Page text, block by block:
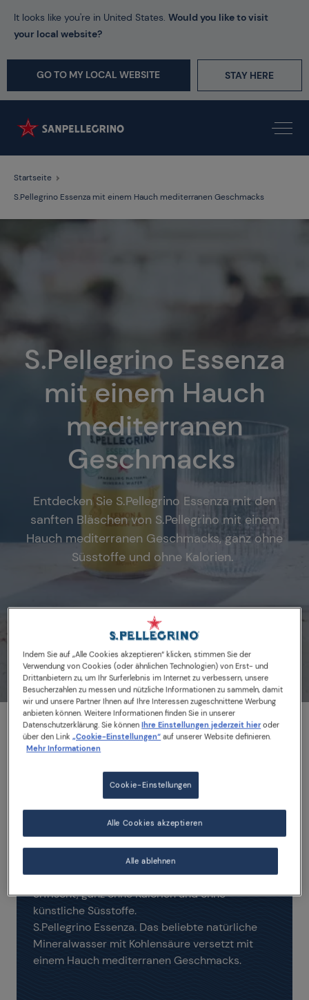
It looks like you're in United States. Would you like to visit
your local website?
GO TO MY LOCAL WEBSITE STAY HERE
Startseite
S.Pellegrino Essenza mit einem Hauch mediterranen Geschmacks
S.Pellegrino Essenza
mit einem Hauch
mediterranen
Geschmacks
Entdecken Sie S.Pellegrino Essenza mit den
sanften Bläschen von S.Pellegrino mit einem
Hauch mediterranen Geschmacks, ganz ohne
Süsstoffe und ohne Kalorien.
Ein erfrischendes
Geschmackserlebnis
Geniessen Sie die italienische Lebensart: Sanfte
Bläschen kombiniert mit belebenden
mediterranen Aromen schaffen ein
Geschmackserlebnis, das begeistert und
erfrischt, ganz ohne Kalorien und ohne
künstliche Süsstoffe.
S.Pellegrino Essenza. Das beliebte natürliche
Mineralwasser mit Kohlensäure versetzt mit
einem Hauch mediterranen Geschmacks.
Indem Sie auf „Alle Cookies akzeptieren“ klicken, stimmen Sie der
Verwendung von Cookies (oder ähnlichen Technologien) von Erst- und
Drittanbietern zu, um Ihr Surferlebnis im Internet zu verbessern, unsere
Besucherzahlen zu messen und nützliche Informationen zu sammeln, damit
wir und unsere Partner Ihnen auf Ihre Interessen zugeschnittene Werbung
anbieten können. Weitere Informationen finden Sie in unserer
Datenschutzerklärung. Sie könnenIhre Einstellungen jederzeit hieroder
über den Link„Cookie-Einstellungen“ auf unserer Website definieren.
Mehr Informationen
Cookie-Einstellungen
Alle ablehnen
Alle Cookies akzeptieren